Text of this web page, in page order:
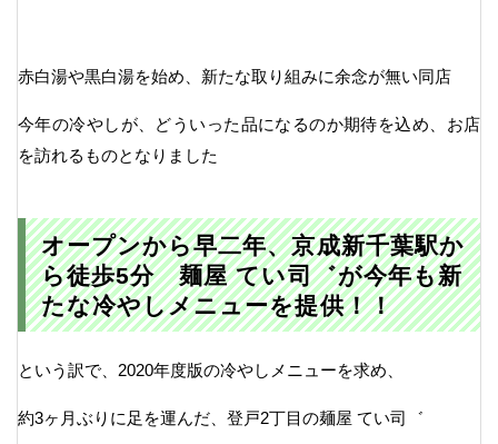
赤白湯や黒白湯を始め、新たな取り組みに余念が無い同店
今年の冷やしが、どういった品になるのか期待を込め、お店
を訪れるものとなりました
オープンから早二年、京成新千葉駅か
ら徒歩5分 麺屋 てい司゛が今年も新
たな冷やしメニューを提供！！
という訳で、2020年度版の冷やしメニューを求め、
約3ヶ月ぶりに足を運んだ、登戸2丁目の麺屋 てい司゛